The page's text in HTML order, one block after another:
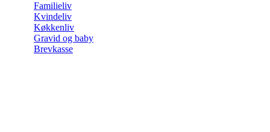
Familieliv
Kvindeliv
Køkkenliv
Gravid og baby
Brevkasse